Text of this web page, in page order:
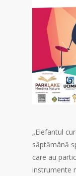
„Elefantul
săptămână
care au
instrumente